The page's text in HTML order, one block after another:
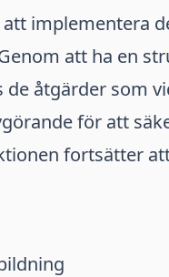
implementera
att ha en
åtgärder som
för att
fortsätter